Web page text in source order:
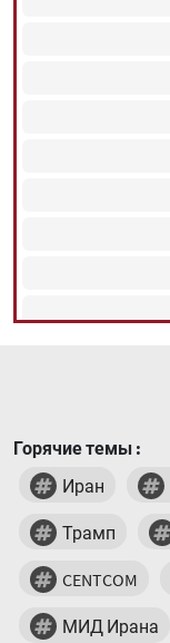
Горячие темы :
Иран
Трамп
CENTCOM
МИД Ирана